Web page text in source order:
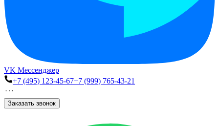
VK Мессенджер
+7 (495) 123-45-67+7 (999) 765-43-21
Заказать звонок